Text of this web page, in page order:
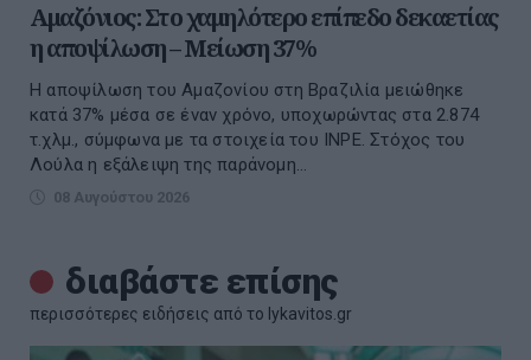
Αμαζόνιος: Στο χαμηλότερο επίπεδο δεκαετίας
η αποψίλωση – Μείωση 37%
Η αποψίλωση του Αμαζονίου στη Βραζιλία μειώθηκε
κατά 37% μέσα σε έναν χρόνο, υποχωρώντας στα 2.874
τ.χλμ., σύμφωνα με τα στοιχεία του INPE. Στόχος του
Λούλα η εξάλειψη της παράνομη...
08 Αυγούστου 2026
διαβάστε επίσης
περισσότερες ειδήσεις από το lykavitos.gr